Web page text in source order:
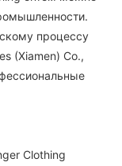
процессу
(Xiamen) Co.,
Clothing